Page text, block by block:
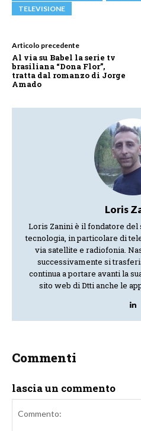
TELEVISIONE
Articolo precedente
Al via su Babel la serie tv
brasiliana “Dona Flor”,
tratta dal romanzo di Jorge
Amado
Loris
Loris Zanini è il fondatore del
tecnologia, in particolare di
via satellite e radiofonia.
successivamente si
continua a portare avanti la
sito web di Dtti anche le
Commenti
lascia un commento